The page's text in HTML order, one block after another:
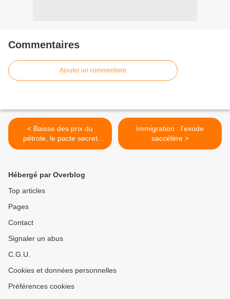
Commentaires
Ajouter un commentaire
< Baisse des prix du
pétrole, le pacte secret
entre l'Arabie Saoudite et
Immigration : l'exode
saccélère >
Hébergé par Overblog
Top articles
Pages
Contact
Signaler un abus
C.G.U.
Cookies et données personnelles
Préférences cookies